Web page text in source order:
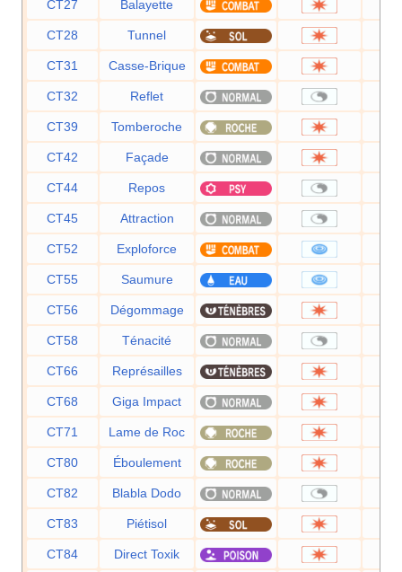
CT27 Balayette
CT28 Tunnel
CT31 Casse-Brique
CT32 Reflet
CT39 Tomberoche
CT42 Façade
CT44 Repos
CT45 Attraction
CT52 Exploforce
CT55 Saumure
CT56 Dégommage
CT58 Ténacité
CT66 Représailles
CT68 Giga Impact
CT71 Lame de Roc
CT80 Éboulement
CT82 Blabla Dodo
CT83 Piétisol
CT84 Direct Toxik